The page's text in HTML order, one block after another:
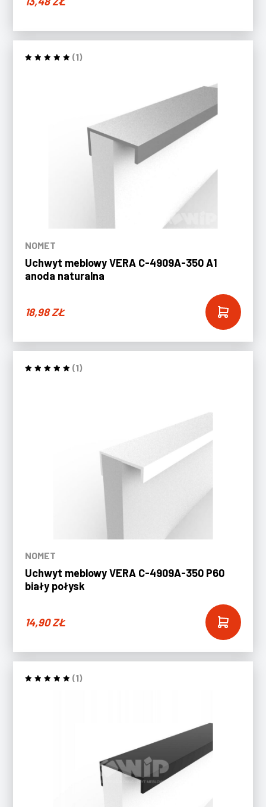
(1)
NOMET
Uchwyt meblowy VERA C-4909A-350 A1
anoda naturalna
18,98ZŁ
(1)
NOMET
Uchwyt meblowy VERA C-4909A-350 P60
biały połysk
14,90ZŁ
(1)